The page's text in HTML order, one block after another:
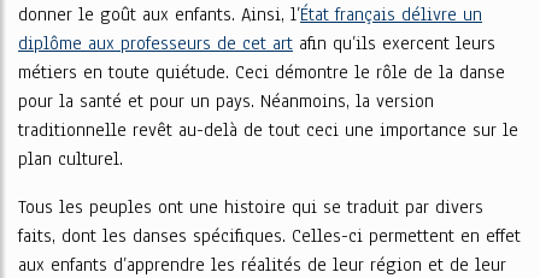
donner le goût aux enfants. Ainsi, l’État français délivre un
diplôme aux professeurs de cet art afin qu’ils exercent leurs
métiers en toute quiétude. Ceci démontre le rôle de la danse
pour la santé et pour un pays. Néanmoins, la version
traditionnelle revêt au-delà de tout ceci une importance sur le
plan culturel.
Tous les peuples ont une histoire qui se traduit par divers
faits, dont les danses spécifiques. Celles-ci permettent en effet
aux enfants d’apprendre les réalités de leur région et de leur